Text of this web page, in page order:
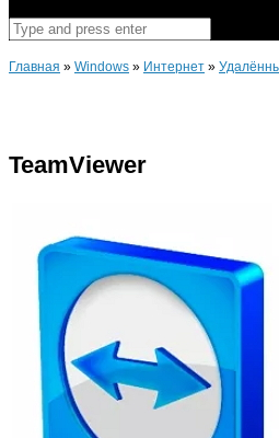
Поиск
Главная » Windows » Интернет »
TeamViewer